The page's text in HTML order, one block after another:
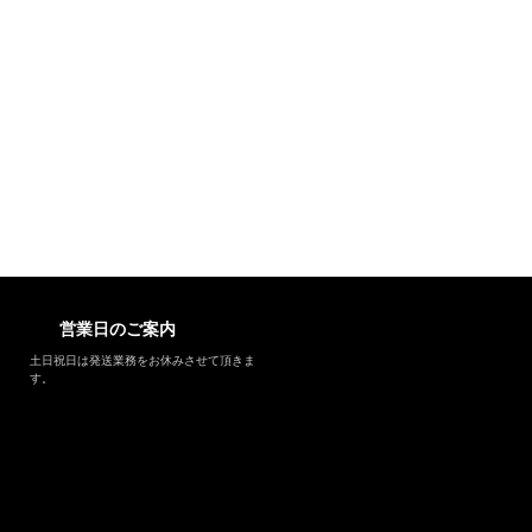
営業日のご案内
土日祝日は発送業務をお休みさせて頂きま
す。